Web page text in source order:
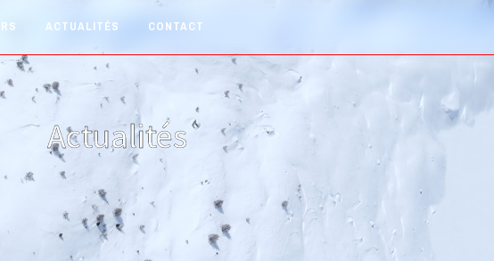
ACTUALITÉS CONTACT
Actualités